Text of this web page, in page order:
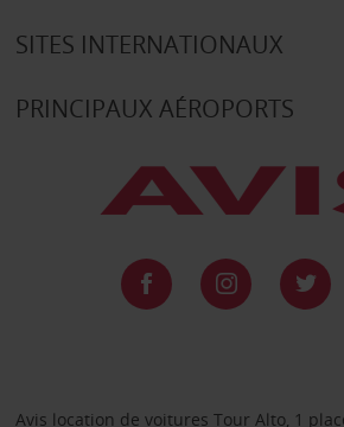
SITES INTERNATIONAUX
PRINCIPAUX AÉROPORTS
Avis location de voitures Tour Alto, 1